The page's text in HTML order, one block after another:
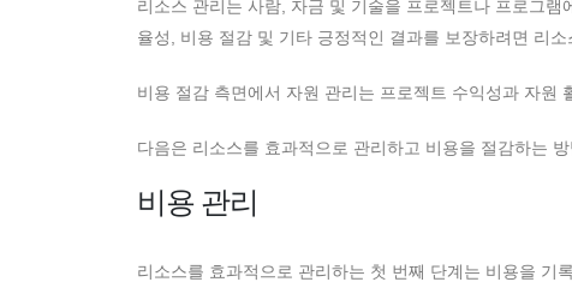
리소스 관리는 사람, 자금 및 기술을 프로젝트나 프로그
율성, 비용 절감 및 기타 긍정적인 결과를 보장하려면 리
비용 절감 측면에서 자원 관리는 프로젝트 수익성과 자원
다음은 리소스를 효과적으로 관리하고 비용을 절감하는
비용 관리
리소스를 효과적으로 관리하는 첫 번째 단계는 비용을 기